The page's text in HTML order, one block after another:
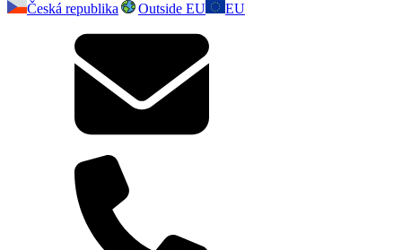
Česká republika
Outside EU EU